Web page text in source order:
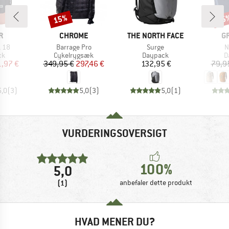
18
pris
€
(3)
MÆRKE
CHROME
Artikel
Barrage Pro
Produktgruppe
Cykelrygsæk
Pris
349,95 €Nedsat pris
297,46 €
5,0(3)
Rabat
15%
MÆRKE
THE NORTH FACE
Artikel
Surge
Produktgruppe
Daypack
Pris
132,95 €
5,0(1)
VURDERINGSOVERSIGT
5,0
(1)
100%
anbefaler dette produkt
HVAD MENER DU?